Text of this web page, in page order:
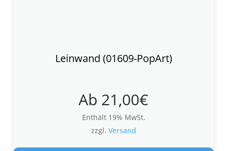
Leinwand (01609-PopArt)
Ab 21,00€
Enthält 19% MwSt.
zzgl. Versand